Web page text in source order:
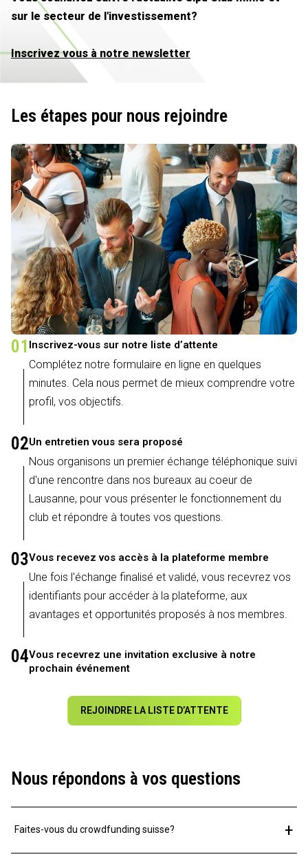
sur le secteur de l'investissement?
Inscrivez vous à notre newsletter
Les étapes pour nous rejoindre
01 Inscrivez-vous sur notre liste d’attente
Complétez notre formulaire en ligne en quelques
minutes. Cela nous permet de mieux comprendre votre
profil, vos objectifs.
02Un entretien vous sera proposé
Nous organisons un premier échange téléphonique suivi
d'une rencontre dans nos bureaux au coeur de
Lausanne, pour vous présenter le fonctionnement du
club et répondre à toutes vos questions.
03Vous recevez vos accès à la plateforme membre
Une fois l'échange finalisé et validé, vous recevrez vos
identifiants pour accéder à la plateforme, aux
avantages et opportunités proposés à nos membres.
04Vous recevrez une invitation exclusive à notre
prochain événement
REJOINDRE LA LISTE D’ATTENTE
Nous répondons à vos questions
Faites-vous du crowdfunding suisse? +